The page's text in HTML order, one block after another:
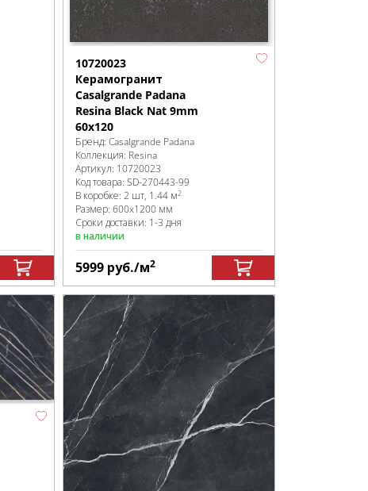
10720023
Керамогранит
Casalgrande Padana
Resina Black Nat 9mm
60x120
Бренд: Casalgrande Padana
Коллекция: Resina
Артикул: 10720023
Код товара: SD-270443-99
В коробке: 2 шт, 1.44 м2
Размер: 600x1200 мм
Сроки доставки: 1-3 дня
в наличии
5999 руб./м2